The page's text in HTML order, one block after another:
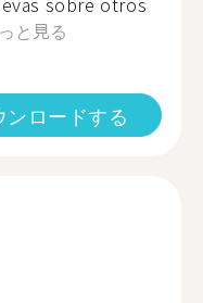
と見る
ロードする